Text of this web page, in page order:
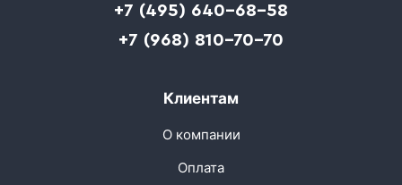
+7 (495) 640-68-58
+7 (968) 810-70-70
Клиентам
О компании
Оплата